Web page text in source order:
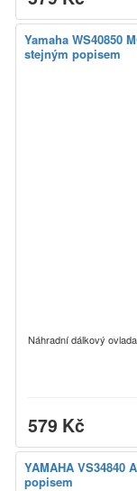
Yamaha WS40850
stejným popisem
Náhradní dálkový
579 Kč
YAMAHA VS34840
popisem